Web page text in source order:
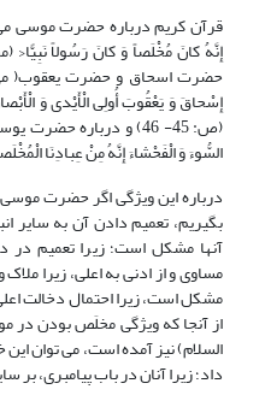
قرآن کریم درباره حضرت موسی
حضرت اسحاق و حضرت یعقوب(
إِسْحاقَ وَ یَعْقُوبَ أُولِی الْأَیْدی وَ
(ص: 45- 46) و درباره
السُّوءَ وَ الْفَحْشاءَ إِنَّهُ مِنْ عِبادِنَا
درباره این ویژگی اگر حضرت موسی
بگیریم، تعمیم دادن آن به سایر
آنها مشکل است؛ زیرا تعمیم
مساوی و از ادنی به اعلی، زیرا
مشکل است، زیرا احتمال دخالت
از آنجا که ویژگی مخلَص بودن
السلام) نیز آمده است، می توان
داد؛ زیرا آنان در باب پیامبری، بر